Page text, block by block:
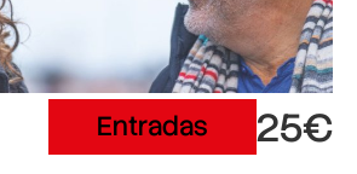
Entradas 25€